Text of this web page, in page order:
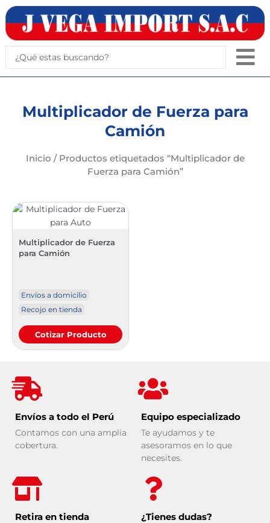
al
contenido
Multiplicador de Fuerza para
Camión
Inicio / Productos etiquetados “Multiplicador de
Fuerza para Camión”
Multiplicador de Fuerza
para Camión
Envíos a domicilio
Recojo en tienda
Cotizar Producto
Envíos a todo el Perú
Contamos con una amplia
cobertura.
Equipo especializado
Te ayudamos y te
asesoramos en lo que
necesites.
Retira en tienda ¿Tienes dudas?